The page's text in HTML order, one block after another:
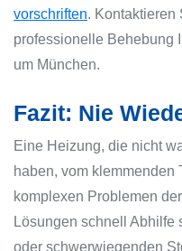
vorschriften. Kontaktieren
professionelle Behebung
um München.
Fazit: Nie
Eine Heizung, die nicht
haben, vom klemmenden
komplexen Problemen
Lösungen schnell Abhilfe
oder schwerwiegenden